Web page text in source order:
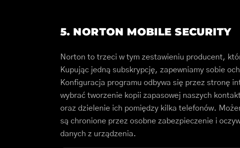
5. NORTON MOBILE SECURITY
Norton to trzeci w tym zestawieniu producent,
Kupując jedną subskrypcję, zapewniamy sobie
Konfiguracja programu odbywa się przez stronę
wybrać tworzenie kopii zapasowej naszych
oraz dzielenie ich pomiędzy kilka telefonów.
są chronione przez osobne zabezpieczenie i
danych z urządzenia.